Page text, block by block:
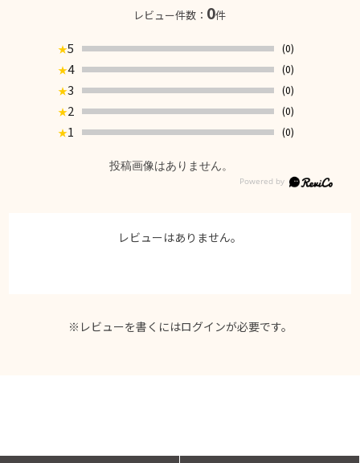
レビュー件数： 0件
★5
(0)
★4
(0)
★3
(0)
★2
(0)
★1 (0)
投稿画像はありません。
レビューはありません。
※レビューを書くにはログインが必要です。